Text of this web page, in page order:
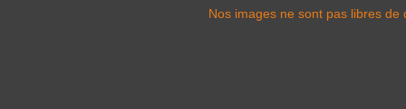
Nos images ne sont pas libres